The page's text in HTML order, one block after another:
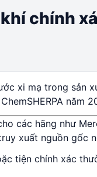
chính
xi mạ trong sản
năm
các hãng như
xuất nguồn gốc
tiện chính xác